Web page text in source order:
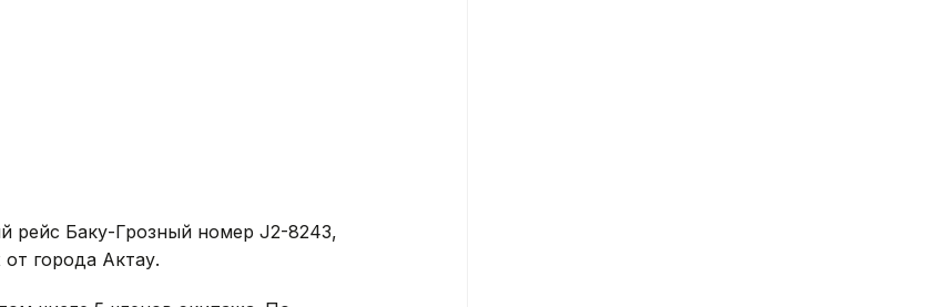
рейс Баку-Грозный номер J2-8243,
города Актау.